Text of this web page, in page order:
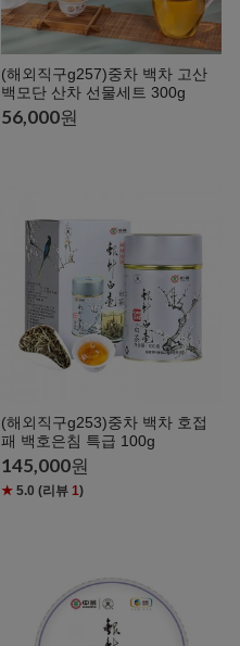
(해외직구g257)중차 백차 고산
백모단 산차 선물세트 300g
56,000원
(해외직구g253)중차 백차 호접
패 백호은침 특급 100g
145,000원
★ 5.0 (리뷰1)